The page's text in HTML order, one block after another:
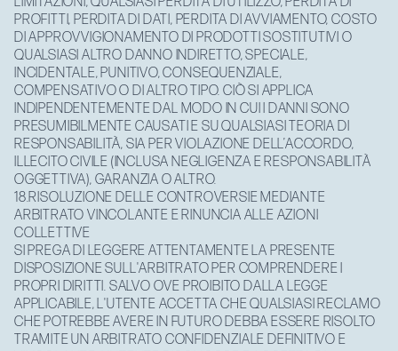
PROFITTI, PERDITA DI DATI, PERDITA DI AVVIAMENTO, COSTO
DI APPROVVIGIONAMENTO DI PRODOTTI SOSTITUTIVI O
QUALSIASI ALTRO DANNO INDIRETTO, SPECIALE,
INCIDENTALE, PUNITIVO, CONSEQUENZIALE,
COMPENSATIVO O DI ALTRO TIPO. CIÒ SI APPLICA
INDIPENDENTEMENTE DAL MODO IN CUI I DANNI SONO
PRESUMIBILMENTE CAUSATI E SU QUALSIASI TEORIA DI
RESPONSABILITÀ, SIA PER VIOLAZIONE DELL’ACCORDO,
ILLECITO CIVILE (INCLUSA NEGLIGENZA E RESPONSABILITÀ
OGGETTIVA), GARANZIA O ALTRO.
18.RISOLUZIONE DELLE CONTROVERSIE MEDIANTE
ARBITRATO VINCOLANTE E RINUNCIA ALLE AZIONI
COLLETTIVE
SI PREGA DI LEGGERE ATTENTAMENTE LA PRESENTE
DISPOSIZIONE SULL'ARBITRATO PER COMPRENDERE I
PROPRI DIRITTI. SALVO OVE PROIBITO DALLA LEGGE
APPLICABILE, L'UTENTE ACCETTA CHE QUALSIASI RECLAMO
CHE POTREBBE AVERE IN FUTURO DEBBA ESSERE RISOLTO
TRAMITE UN ARBITRATO CONFIDENZIALE DEFINITIVO E